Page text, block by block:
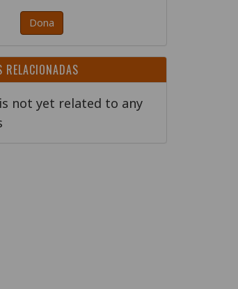
Dona
RELACIONADAS
not yet related to any